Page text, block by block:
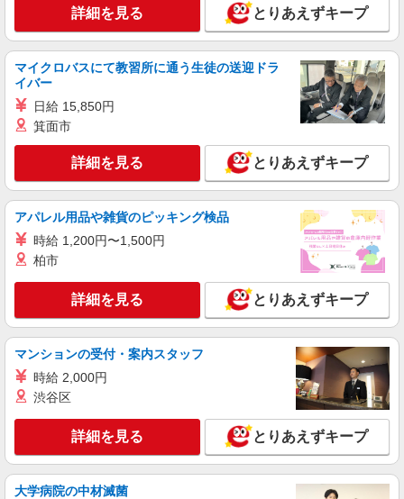
通費全支給(ガソリン代含む)＞
加須市 加須駅そば
キープ 詳細を見る
派遣社員
株式会社kotrio /●SI-H-2101795
NEW
加須駅近く＊即日勤務･お試し勤務OK◎シニ
アマンションSTAFF
時給1600円〜2250円 ＜日払い有/週払い有/交
通費全支給(ガソリン代含む)＞
加須市 加須駅そば
詳細を見る
株式会社kotrio /●SI-H-2018142
NEW
≪加須駅≫夜勤なし！未経験・ブランクOK
のデイスタッフ
時給1600円〜2250円 ＜日払い有/週払い有/交
加須市 加須駅そば
キープ 詳細を見る
詳細を見る とりあえずキープ
マイクロバスにて教習所に通う生徒の送迎ドラ
イバー
日給 15,850円
箕面市
詳細を見る とりあえずキープ
アパレル用品や雑貨のピッキング検品
時給 1,200円〜1,500円
柏市
詳細を見る とりあえずキープ
マンションの受付・案内スタッフ
時給 2,000円
渋谷区
詳細を見る とりあえずキープ
大学病院の中材滅菌